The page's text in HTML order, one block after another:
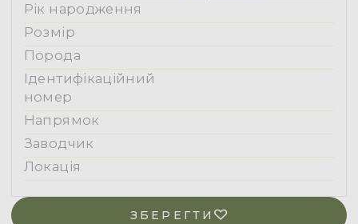
Рік народження
Розмір
Порода
Ідентифікаційний
номер
Напрямок
Заводчик
Локація
ЗБЕРЕГТИ